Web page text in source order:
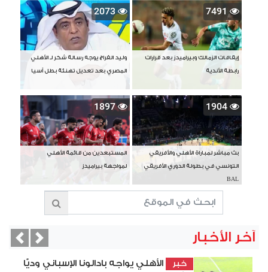
7491
إيقافات الزمالك وبيراميدز بعد قرارات
رابطة الأندية
2073
وليد الفراج يوجه رسالة شكر لـ الأهلي
المصري بعد تعديل تهنئة بطل آسيا
1904
بث مباشر لمباراة الأهلي والأفريقي
التونسي في بطولة الدوري الأفريقي
BAL
1897
المستبعدين من قائمة الأهلي
لمواجهة بيراميدز
آخر الأخبار
خبر
الأهلي يواجه بادالونا الإسباني وديًّا
Next